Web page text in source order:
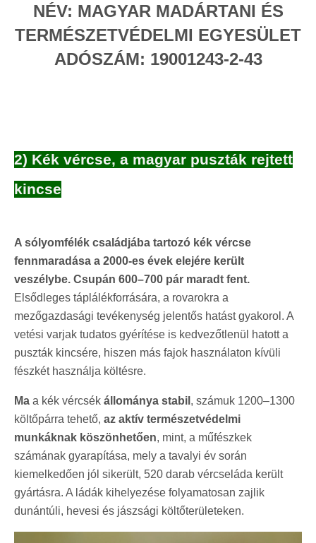
NÉV: MAGYAR MADÁRTANI ÉS
TERMÉSZETVÉDELMI EGYESÜLET
ADÓSZÁM: 19001243-2-43
2) Kék vércse, a magyar puszták rejtett
kincse
A sólyomfélék családjába tartozó kék vércse
fennmaradása a 2000-es évek elejére került
veszélybe. Csupán 600–700 pár maradt fent.
Elsődleges táplálékforrására, a rovarokra a
mezőgazdasági tevékenység jelentős hatást gyakorol. A
vetési varjak tudatos gyérítése is kedvezőtlenül hatott a
puszták kincsére, hiszen más fajok használaton kívüli
fészkét használja költésre.
Ma a kék vércsék állománya stabil , számuk 1200–1300
költőpárra tehető, az aktív természetvédelmi
munkáknak köszönhetően, mint, a műfészkek
számának gyarapítása, mely a tavalyi év során
kiemelkedően jól sikerült, 520 darab vércseláda került
gyártásra. A ládák kihelyezése folyamatosan zajlik
dunántúli, hevesi és jászsági költőterületeken.